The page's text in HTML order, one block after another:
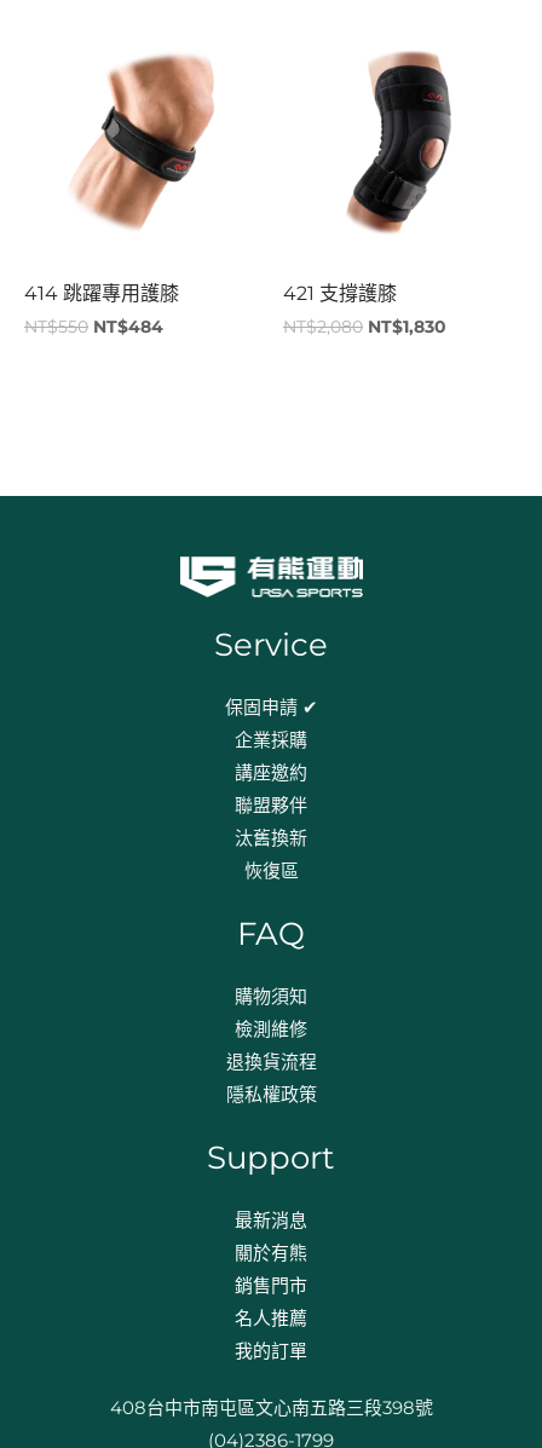
414 跳躍專用護膝
NT$550
價
格：
NT$550。
NT$484
前
價
格：
NT$484。
421 支撐護膝
NT$2,080
始
價
格：
NT$2,080。
NT$1,830
價
格：
NT$1,830。
Service
保固申請 ✔
企業採購
講座邀約
聯盟夥伴
汰舊換新
恢復區
FAQ
購物須知
檢測維修
退換貨流程​
隱私權政策
Support
最新消息
關於有熊
銷售門市
名人推薦
我的訂單
408台中市南屯區文心南五路三段398號
(04)2386-1799